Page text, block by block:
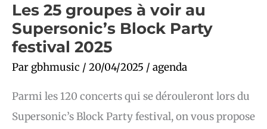
Les 25 groupes à voir au
Supersonic’s Block Party
festival 2025
Par gbhmusic / 20/04/2025 / agenda
Parmi les 120 concerts qui se dérouleront lors du
Supersonic’s Block Party festival, on vous propose